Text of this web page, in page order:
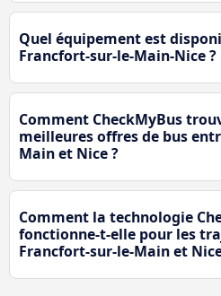
Quel équipement est
Francfort-sur-le-Main-Nice ?
Comment CheckMyBus
meilleures offres de bus
Main et Nice ?
Comment la technologie
fonctionne-t-elle pour les
Francfort-sur-le-Main et